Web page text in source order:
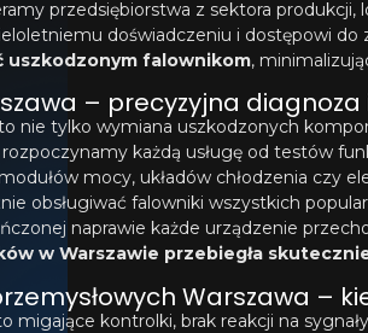
przedsiębiorstwa z sektora
doświadczeniu i dostępowi
uszkodzonym falownikom,
– precyzyjna
nie tylko wymiana uszkodzonych
rozpoczynamy każdą usługę od testów
mocy, układów chłodzenia czy
obsługiwać falowniki wszystkich
naprawie każde urządzenie
w Warszawie przebiegła
Warszawa –
migające kontrolki, brak reakcji na